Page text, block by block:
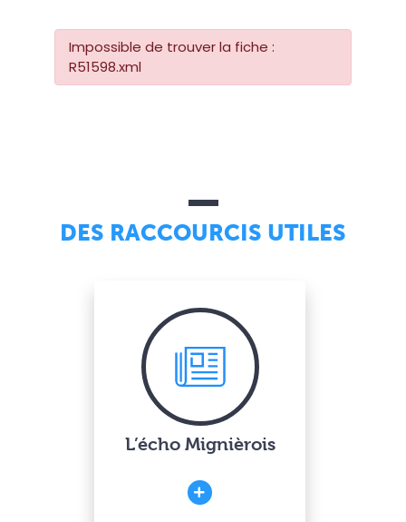
Impossible de trouver la fiche :
R51598.xml
DES RACCOURCIS UTILES
L’écho Mignièrois